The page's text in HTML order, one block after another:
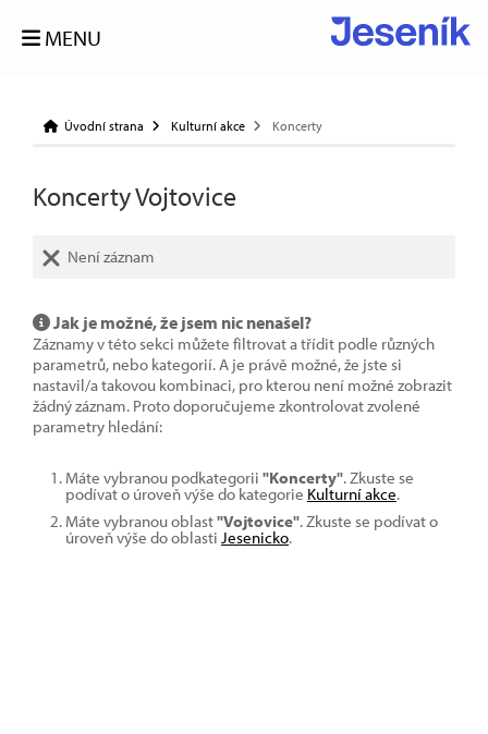
MENU
Úvodní strana Kulturní akce Koncerty
Koncerty Vojtovice
Není záznam
Jak je možné, že jsem nic nenašel?
Záznamy v této sekci můžete filtrovat a třídit podle různých
parametrů, nebo kategorií. A je právě možné, že jste si
nastavil/a takovou kombinaci, pro kterou není možné zobrazit
žádný záznam. Proto doporučujeme zkontrolovat zvolené
parametry hledání:
Máte vybranou podkategorii "Koncerty". Zkuste se
podívat o úroveň výše do kategorie Kulturní akce.
Máte vybranou oblast"Vojtovice". Zkuste se podívat o
úroveň výše do oblasti Jesenicko.